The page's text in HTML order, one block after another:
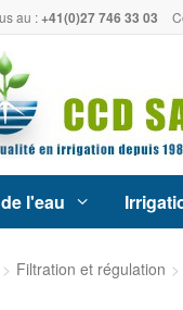
au :+41(0)27 746 33 03
l'eau
> Filtration et régulation >